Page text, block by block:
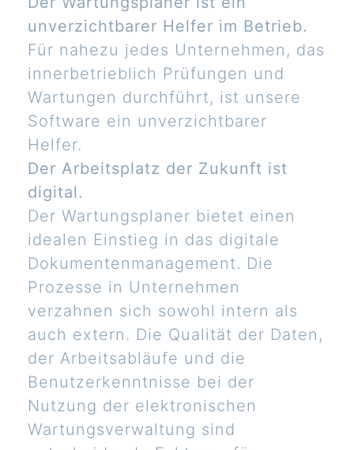
unverzichtbarer Helfer im Betrieb.
Für nahezu jedes Unternehmen, das
innerbetrieblich Prüfungen und
Wartungen durchführt, ist unsere
Software ein unverzichtbarer
Helfer.
Der Arbeitsplatz der Zukunft ist
digital.
Der Wartungsplaner bietet einen
idealen Einstieg in das digitale
Dokumentenmanagement. Die
Prozesse in Unternehmen
verzahnen sich sowohl intern als
auch extern. Die Qualität der Daten,
der Arbeitsabläufe und die
Benutzerkenntnisse bei der
Nutzung der elektronischen
Wartungsverwaltung sind